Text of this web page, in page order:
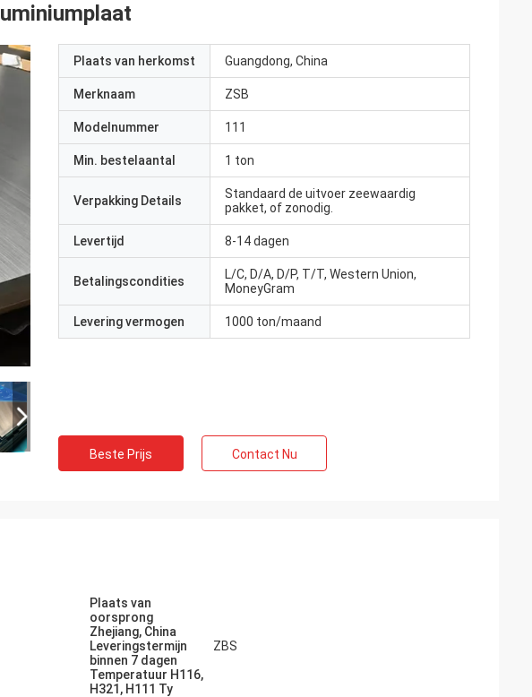
Plaats van herkomst Guangdong, China
Merknaam ZSB
Modelnummer 111
Min. bestelaantal 1 ton
Verpakking Details
Standaard de uitvoer zeewaardig
pakket, of zonodig.
Levertijd 8-14 dagen
Betalingscondities
L/C, D/A, D/P, T/T, Western Union,
MoneyGram
Levering vermogen 1000 ton/maand
Beste Prijs Contact Nu
Plaats van
oorsprong
Zhejiang, China
Leveringstermijn
binnen 7 dagen
Temperatuur H116,
H321, H111 Ty
ZBS